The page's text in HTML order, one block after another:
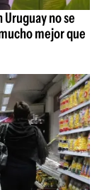
no se
mejor que